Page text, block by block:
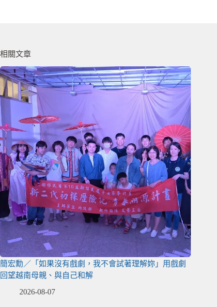
相關文章
簡宏勳／「如果沒有戲劇，我不會試著理解妳」用戲劇
回望越南母親、與自己和解
2026-08-07